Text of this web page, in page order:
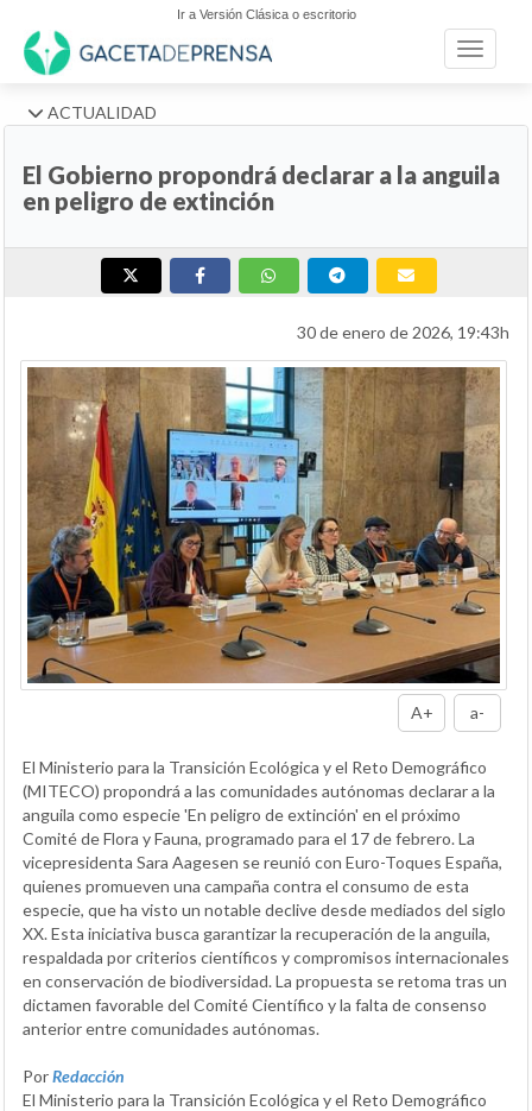
Ir a Versión Clásica o escritorio
Toggle
ACTUALIDAD
El Gobierno propondrá declarar a la anguila
en peligro de extinción
30 de enero de 2026, 19:43h
A+ a-
El Ministerio para la Transición Ecológica y el Reto Demográfico
(MITECO) propondrá a las comunidades autónomas declarar a la
anguila como especie 'En peligro de extinción' en el próximo
Comité de Flora y Fauna, programado para el 17 de febrero. La
vicepresidenta Sara Aagesen se reunió con Euro-Toques España,
quienes promueven una campaña contra el consumo de esta
especie, que ha visto un notable declive desde mediados del siglo
XX. Esta iniciativa busca garantizar la recuperación de la anguila,
respaldada por criterios científicos y compromisos internacionales
en conservación de biodiversidad. La propuesta se retoma tras un
dictamen favorable del Comité Científico y la falta de consenso
anterior entre comunidades autónomas.
PorRedacción
El Ministerio para la Transición Ecológica y el Reto Demográfico